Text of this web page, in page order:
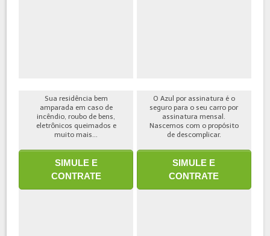
Sua residência bem
amparada em caso de
incêndio, roubo de bens,
eletrônicos queimados e
muito mais...
SIMULE E
CONTRATE
O Azul por assinatura é o
seguro para o seu carro por
assinatura mensal.
Nascemos com o propósito
de descomplicar.
SIMULE E
CONTRATE